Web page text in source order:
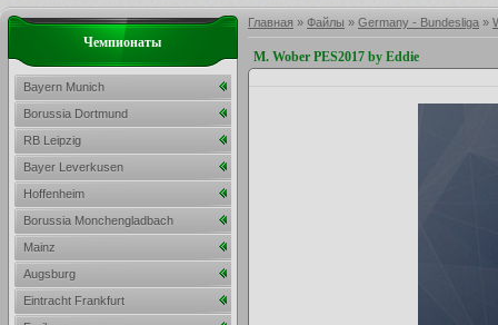
Главная » Файлы » Germany - Bundesliga »
M. Wober PES2017 by Eddie
Чемпионаты
Bayern Munich
Borussia Dortmund
RB Leipzig
Bayer Leverkusen
Hoffenheim
Borussia Monchengladbach
Mainz
Augsburg
Eintracht Frankfurt